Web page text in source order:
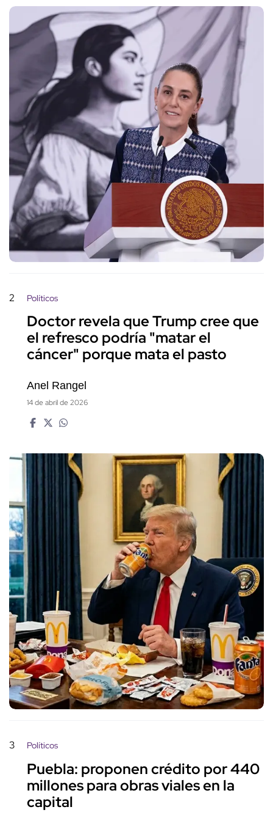
2 Políticos
Doctor revela que Trump cree que
el refresco podría "matar el
cáncer" porque mata el pasto
Anel Rangel
14 de abril de 2026
3 Políticos
Puebla: proponen crédito por 440
millones para obras viales en la
capital